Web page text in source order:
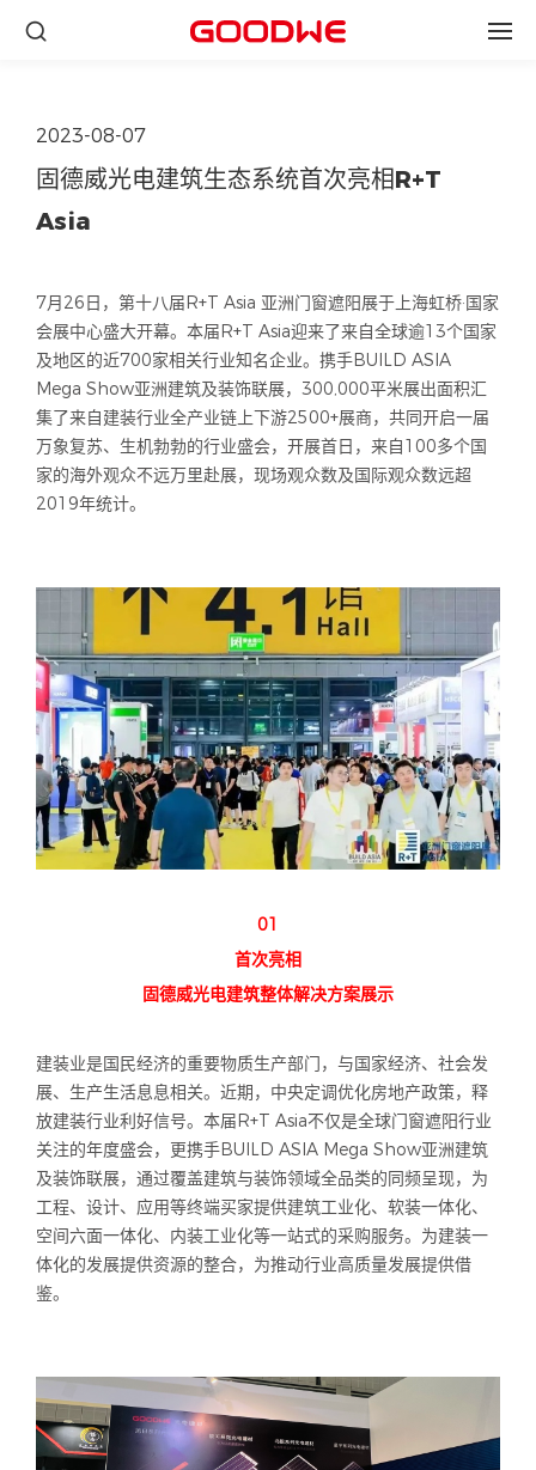
2023-08-07
固德威光电建筑生态系统首次亮相R+T
Asia
7月26日，第十八届R+T Asia 亚洲门窗遮阳展于上海虹桥·国家
会展中心盛大开幕。本届R+T Asia迎来了来自全球逾13个国家
及地区的近700家相关行业知名企业。携手BUILD ASIA
Mega Show亚洲建筑及装饰联展，300,000平米展出面积汇
集了来自建装行业全产业链上下游2500+展商，共同开启一届
万象复苏、生机勃勃的行业盛会，开展首日，来自100多个国
家的海外观众不远万里赴展，现场观众数及国际观众数远超
2019年统计。
01
首次亮相
固德威光电建筑整体解决方案展示
建装业是国民经济的重要物质生产部门，与国家经济、社会发
展、生产生活息息相关。近期，中央定调优化房地产政策，释
放建装行业利好信号。本届R+T Asia不仅是全球门窗遮阳行业
关注的年度盛会，更携手BUILD ASIA Mega Show亚洲建筑
及装饰联展，通过覆盖建筑与装饰领域全品类的同频呈现，为
工程、设计、应用等终端买家提供建筑工业化、软装一体化、
空间六面一体化、内装工业化等一站式的采购服务。为建装一
体化的发展提供资源的整合，为推动行业高质量发展提供借
鉴。